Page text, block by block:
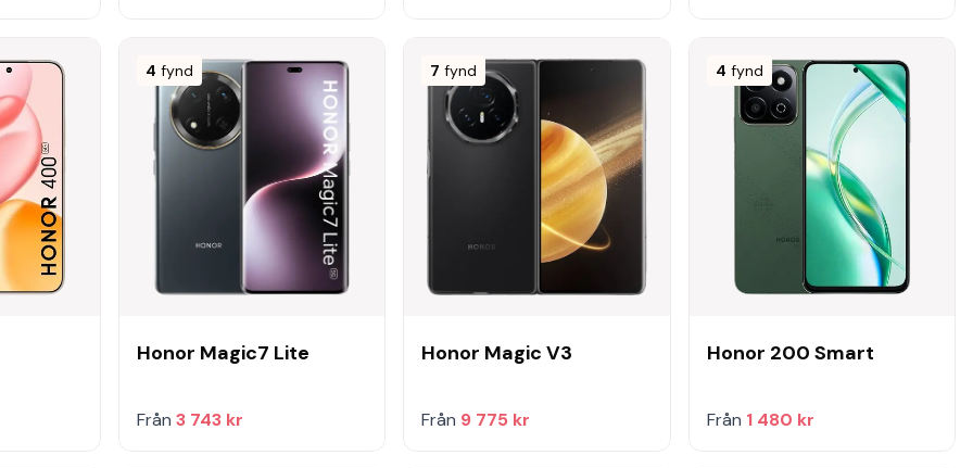
4 fynd
Honor Magic7 Lite
Från 3 743 kr
7 fynd
Honor Magic V3
Från 9 775 kr
4 fynd
Honor 200 Smart
Från 1 480 kr